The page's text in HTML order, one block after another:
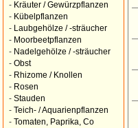
- Kräuter / Gewürzpflanzen
- Kübelpflanzen
-
Laubgehölze / -sträucher
- Moorbeetpflanzen
- Nadelgehölze / -sträucher
- Obst
- Rhizome / Knollen
- Rosen
- Stauden
- Teich- / Aquarienpflanzen
- Tomaten, Paprika, Co